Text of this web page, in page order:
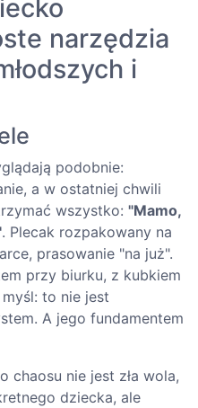
narzędzia
i
podobnie:
a w ostatniej chwili
wszystko: "Mamo,
. Plecak rozpakowany na
prasowanie "na już".
przy biurku, z kubkiem
to nie jest
A jego fundamentem
chaosu nie jest zła wola,
dziecka, ale